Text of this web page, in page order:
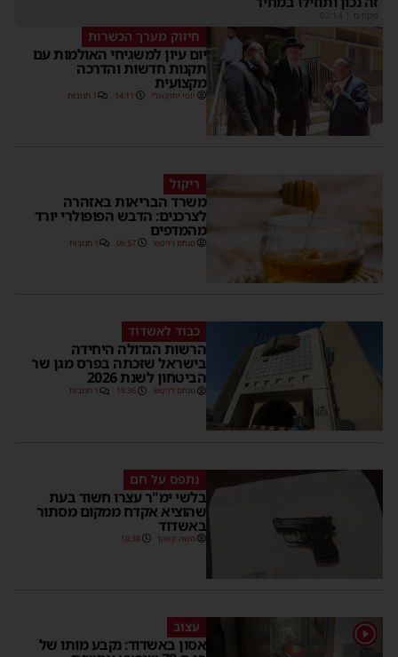
מקודם
חיזוק מערך הכשרות
יום עיון למשגיחי האולמות עם
תקנות חדשות והדרכה
מקצועית
יוסי יחזקאלי 14:11 1 תגובות
ריקול
משרד הבריאות באזהרה
לצרכנים: הדבש הפופולרי יורד
מהמדפים
מנחם דויטש 06:57 1 תגובות
כבוד לאשדוד
הרשות הגדולה היחידה
בישראל שזכתה בפרס מגן שר
הביטחון לשנת 2026
מנחם דויטש 18:36 1 תגובות
נתפס על חם
בלשי ימ"ר עצרו חשוד בעת
שהוציא אקדח ממקום מסתור
באשדוד
משה קאהן 10:38
1 עצוב
אסון באשדוד: נקבע מותו של